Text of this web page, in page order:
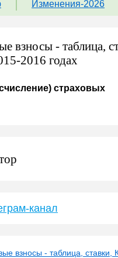
Изменения-2026
взносы - таблица,
2016 годах
страховых
канал
взносы - таблица, ставки,